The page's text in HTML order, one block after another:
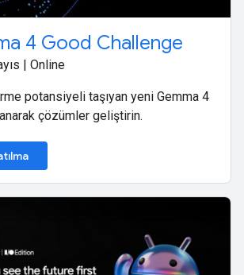
4 Good Challenge
| Online
potansiyeli taşıyan yeni Gemma 4
çözümler geliştirin.